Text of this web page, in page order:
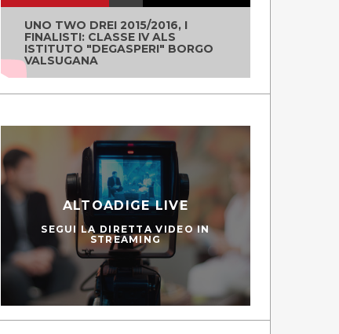
UNO TWO DREI 2015/2016, I
FINALISTI: CLASSE IV ALS
ISTITUTO "DEGASPERI" BORGO
VALSUGANA
ALTOADIGE LIVE
SEGUI LA DIRETTA VIDEO IN
STREAMING